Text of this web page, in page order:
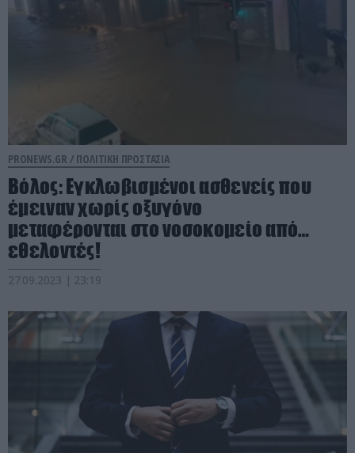
PRONEWS.GR / ΠΟΛΙΤΙΚΗ ΠΡΟΣΤΑΣΙΑ
Βόλος: Εγκλωβισμένοι ασθενείς που
έμειναν χωρίς οξυγόνο
μεταφέρονται στο νοσοκομείο από…
εθελοντές!
27.09.2023 | 23:19